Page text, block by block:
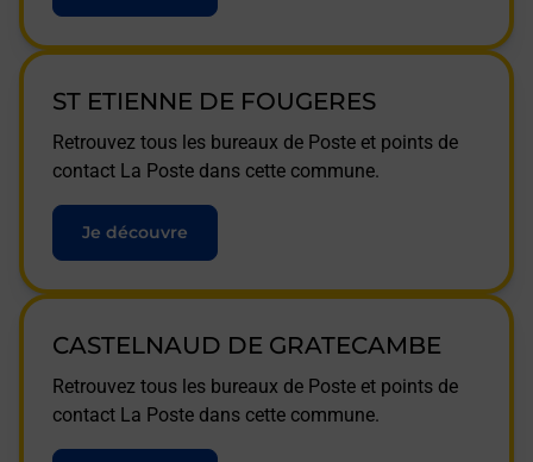
ST ETIENNE DE FOUGERES
Retrouvez tous les bureaux de Poste et points de
contact La Poste dans cette commune.
Je découvre
CASTELNAUD DE GRATECAMBE
Retrouvez tous les bureaux de Poste et points de
contact La Poste dans cette commune.